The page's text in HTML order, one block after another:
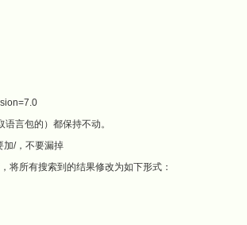
言包的）都保持不动。
加/，不要漏掉
将所有搜索到的结果修改为如下形式：